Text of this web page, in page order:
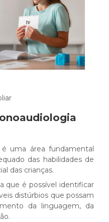
é uma área fundamental
das habilidades de
das crianças.
que é possível identificar
distúrbios que possam
da linguagem, da